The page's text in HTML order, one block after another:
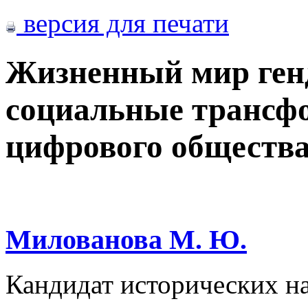
версия для печати
Жизненный мир
социальные
цифрового
Милованова М. Ю.
Кандидат исторических